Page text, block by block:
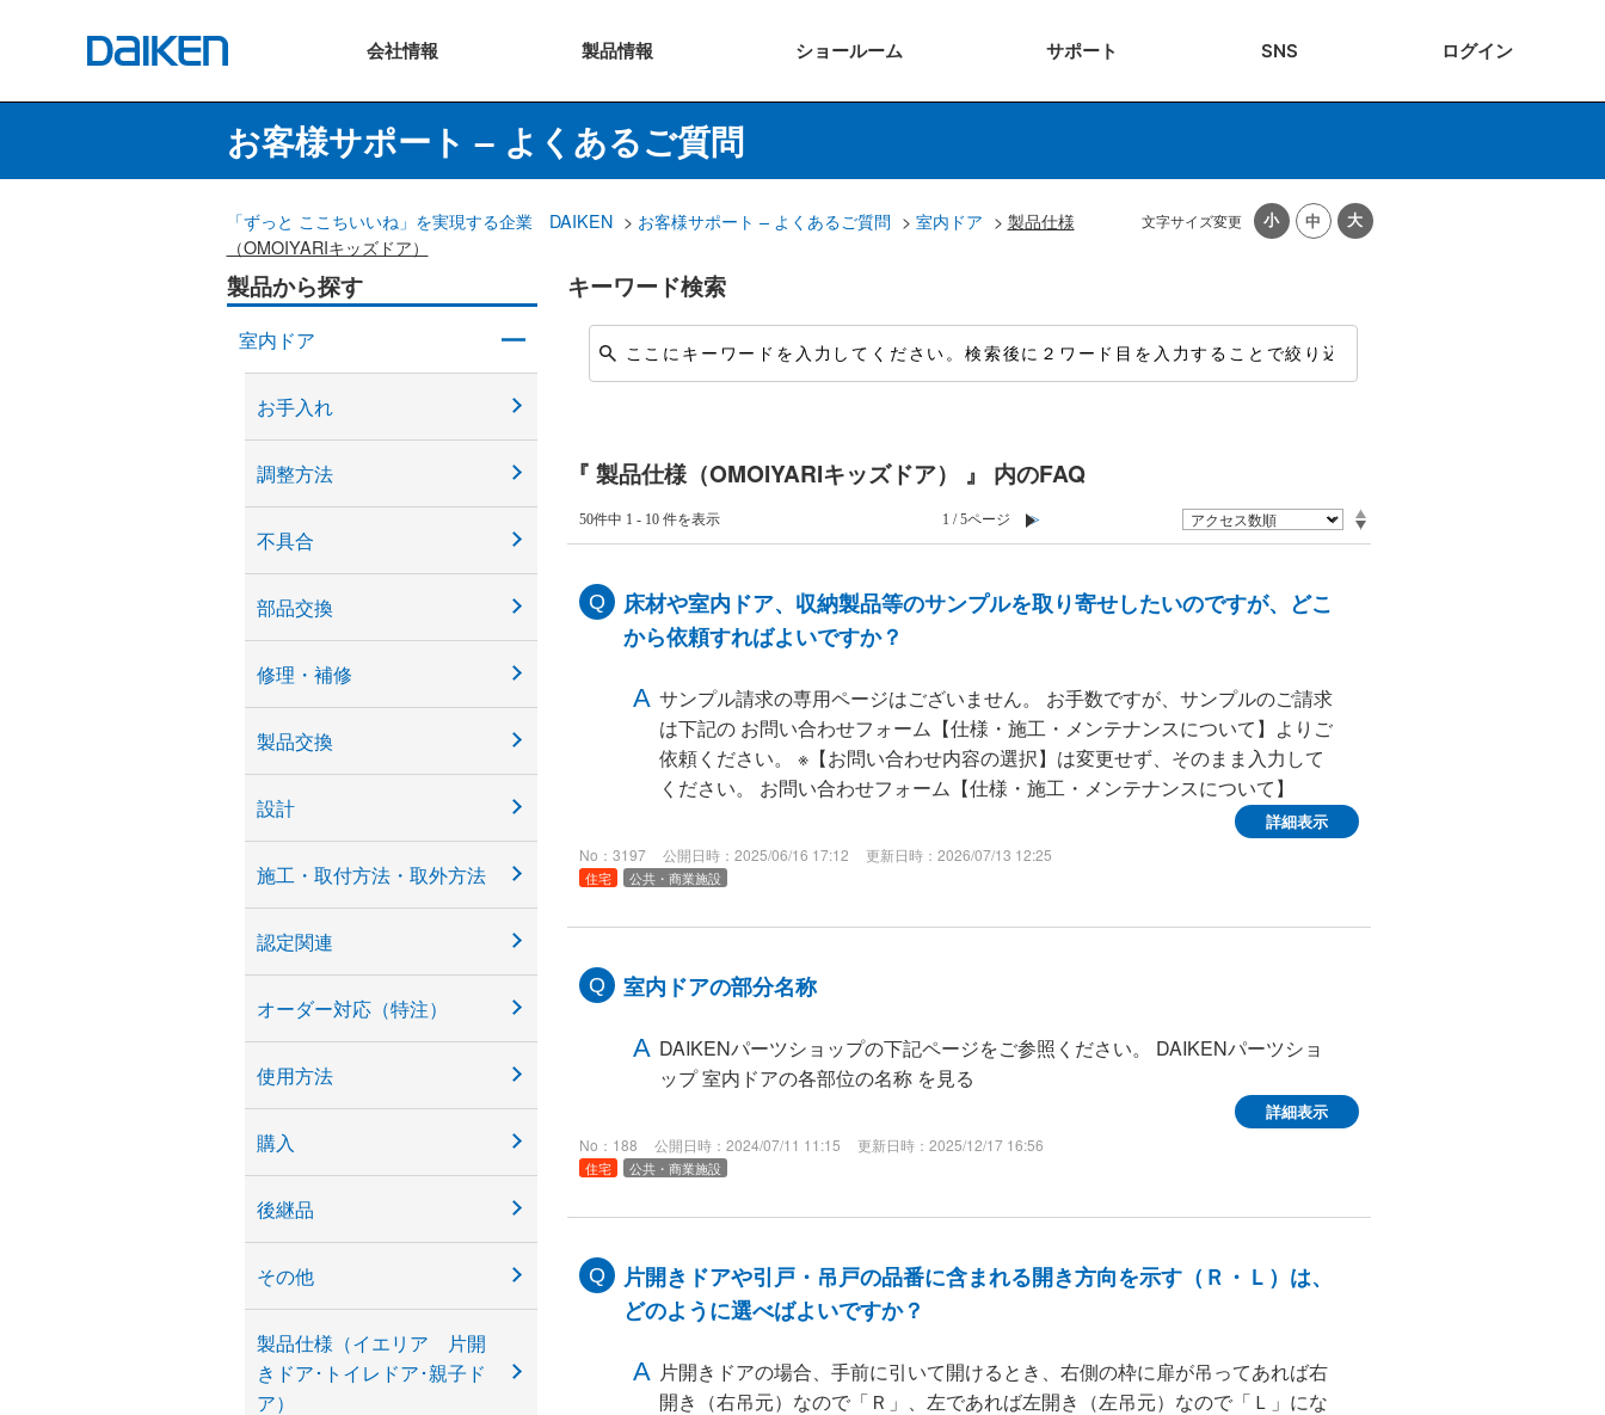
会社情報 製品情報 ショールーム サポート SNS ログイン
お客様サポート – よくあるご質問
文字サイズ変更
「ずっと ここちいいね」を実現する企業 DAIKEN > お客様サポート – よくあるご質問 > 室内ドア > 製品仕様
（OMOIYARIキッズドア）
製品から探す
室内ドア
お手入れ
調整方法
不具合
部品交換
修理・補修
製品交換
設計
施工・取付方法・取外方法
認定関連
オーダー対応（特注）
使用方法
購入
後継品
その他
製品仕様（イエリア 片開
きドア･トイレドア･親子ド
ア）
キーワード検索
『 製品仕様（OMOIYARIキッズドア） 』 内のFAQ
50件中 1 - 10 件を表示 1 / 5ページ ≫
床材や室内ドア、収納製品等のサンプルを取り寄せしたいのですが、どこ
から依頼すればよいですか？
サンプル請求の専用ページはございません。 お手数ですが、サンプルのご請求
は下記の お問い合わせフォーム【仕様・施工・メンテナンスについて】よりご
依頼ください。 ※【お問い合わせ内容の選択】は変更せず、そのまま入力して
ください。 お問い合わせフォーム【仕様・施工・メンテナンスについて】
詳細表示
No：3197 公開日時：2025/06/16 17:12 更新日時：2026/07/13 12:25
住宅 公共・商業施設
室内ドアの部分名称
DAIKENパーツショップの下記ページをご参照ください。 DAIKENパーツショ
ップ 室内ドアの各部位の名称 を見る
詳細表示
No：188 公開日時：2024/07/11 11:15 更新日時：2025/12/17 16:56
住宅 公共・商業施設
片開きドアや引戸・吊戸の品番に含まれる開き方向を示す（Ｒ・Ｌ）は、
どのように選べばよいですか？
片開きドアの場合、手前に引いて開けるとき、右側の枠に扉が吊ってあれば右
開き（右吊元）なので「Ｒ」、左であれば左開き（左吊元）なので「Ｌ」にな